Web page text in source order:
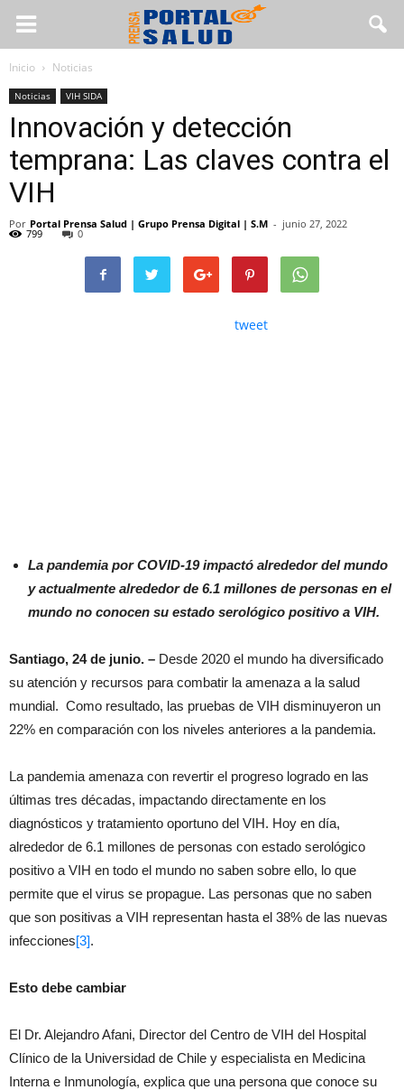
Inicio Noticias
Noticias VIH SIDA
Innovación y detección
temprana: Las claves contra el
VIH
Por Portal Prensa Salud | Grupo Prensa Digital | S.M - junio 27, 2022
799 0
tweet
La pandemia por COVID-19 impactó alrededor del mundo
y actualmente alrededor de 6.1 millones de personas en el
mundo no conocen su estado serológico positivo a VIH.
Santiago, 24 de junio. – Desde 2020 el mundo ha diversificado
su atención y recursos para combatir la amenaza a la salud
mundial. Como resultado, las pruebas de VIH disminuyeron un
22% en comparación con los niveles anteriores a la pandemia.
La pandemia amenaza con revertir el progreso logrado en las
últimas tres décadas, impactando directamente en los
diagnósticos y tratamiento oportuno del VIH. Hoy en día,
alrededor de 6.1 millones de personas con estado serológico
positivo a VIH en todo el mundo no saben sobre ello, lo que
permite que el virus se propague. Las personas que no saben
que son positivas a VIH representan hasta el 38% de las nuevas
infecciones[3].
Esto debe cambiar
El Dr. Alejandro Afani, Director del Centro de VIH del Hospital
Clínico de la Universidad de Chile y especialista en Medicina
Interna e Inmunología, explica que una persona que conoce su